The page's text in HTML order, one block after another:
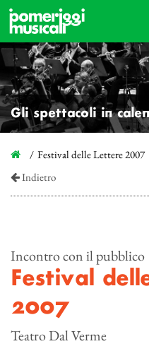
Gli spettacoli in
Festival delle Lettere 2007
Indietro
Incontro con il pubblico
Festival
2007
Teatro Dal Verme